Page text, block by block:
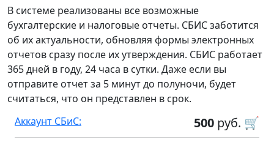
В системе реализованы все возможные
бухгалтерские и налоговые отчеты. СБИС заботится
об их актуальности, обновляя формы электронных
отчетов сразу после их утверждения. СБИС работает
365 дней в году, 24 часа в сутки. Даже если вы
отправите отчет за 5 минут до полуночи, будет
считаться, что он представлен в срок.
500 руб. 🛒
Аккаунт СБиС: